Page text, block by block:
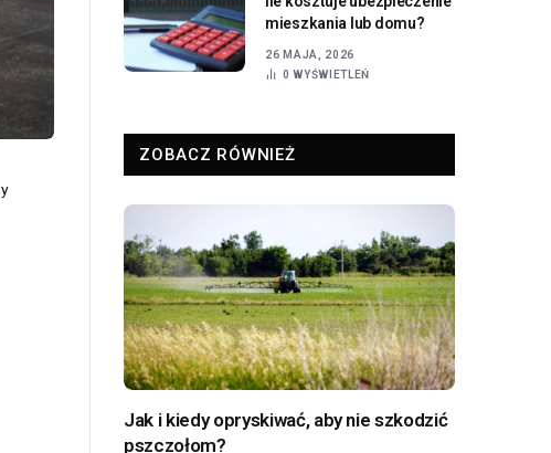
mieszkania lub domu?
26 MAJA, 2026
0WYŚWIETLEŃ
ZOBACZ RÓWNIEŻ
Jak i kiedy opryskiwać, aby nie szkodzić
pszczołom?